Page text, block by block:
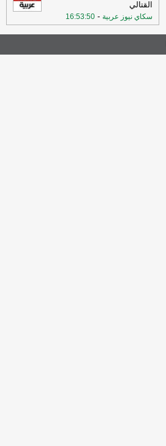
القتالي
سكاي نيوز عربية -
16:53:50